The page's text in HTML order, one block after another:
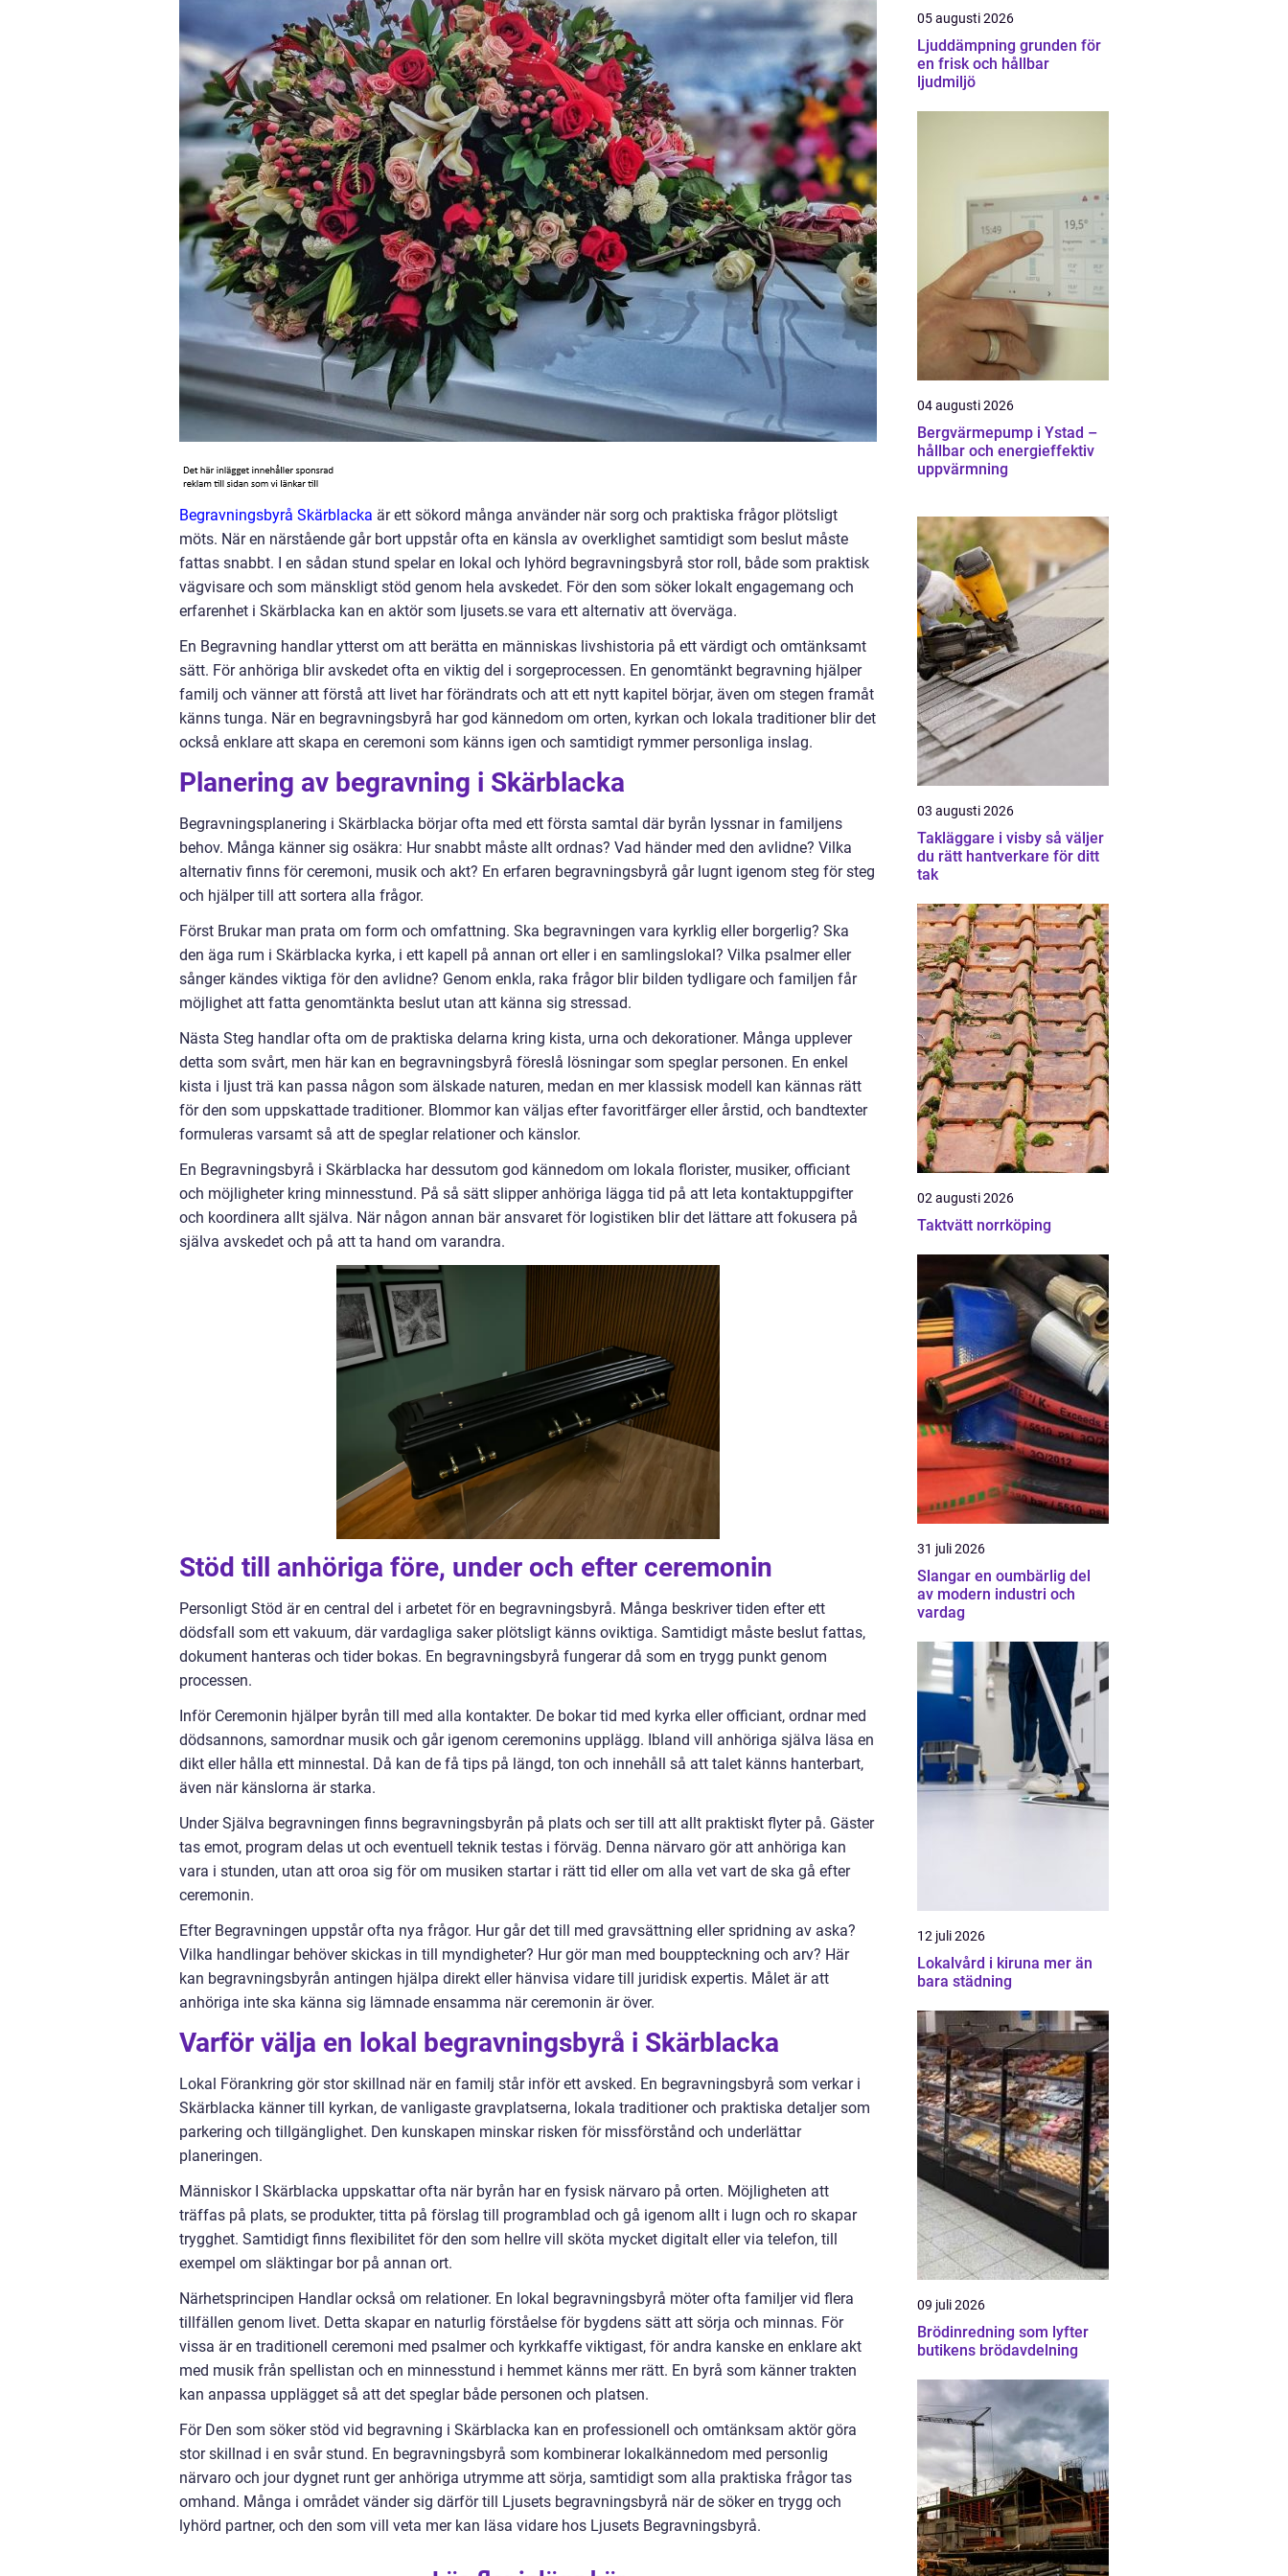
Begravningsbyrå Skärblacka är ett sökord många använder när sorg och praktiska frågor plötsligt
möts. När en närstående går bort uppstår ofta en känsla av overklighet samtidigt som beslut måste
fattas snabbt. I en sådan stund spelar en lokal och lyhörd begravningsbyrå stor roll, både som praktisk
vägvisare och som mänskligt stöd genom hela avskedet. För den som söker lokalt engagemang och
erfarenhet i Skärblacka kan en aktör som ljusets.se vara ett alternativ att överväga.
En Begravning handlar ytterst om att berätta en människas livshistoria på ett värdigt och omtänksamt
sätt. För anhöriga blir avskedet ofta en viktig del i sorgeprocessen. En genomtänkt begravning hjälper
familj och vänner att förstå att livet har förändrats och att ett nytt kapitel börjar, även om stegen framåt
känns tunga. När en begravningsbyrå har god kännedom om orten, kyrkan och lokala traditioner blir det
också enklare att skapa en ceremoni som känns igen och samtidigt rymmer personliga inslag.
Planering av begravning i Skärblacka
Begravningsplanering i Skärblacka börjar ofta med ett första samtal där byrån lyssnar in familjens
behov. Många känner sig osäkra: Hur snabbt måste allt ordnas? Vad händer med den avlidne? Vilka
alternativ finns för ceremoni, musik och akt? En erfaren begravningsbyrå går lugnt igenom steg för steg
och hjälper till att sortera alla frågor.
Först Brukar man prata om form och omfattning. Ska begravningen vara kyrklig eller borgerlig? Ska
den äga rum i Skärblacka kyrka, i ett kapell på annan ort eller i en samlingslokal? Vilka psalmer eller
sånger kändes viktiga för den avlidne? Genom enkla, raka frågor blir bilden tydligare och familjen får
möjlighet att fatta genomtänkta beslut utan att känna sig stressad.
Nästa Steg handlar ofta om de praktiska delarna kring kista, urna och dekorationer. Många upplever
detta som svårt, men här kan en begravningsbyrå föreslå lösningar som speglar personen. En enkel
kista i ljust trä kan passa någon som älskade naturen, medan en mer klassisk modell kan kännas rätt
för den som uppskattade traditioner. Blommor kan väljas efter favoritfärger eller årstid, och bandtexter
formuleras varsamt så att de speglar relationer och känslor.
En Begravningsbyrå i Skärblacka har dessutom god kännedom om lokala florister, musiker, officiant
och möjligheter kring minnesstund. På så sätt slipper anhöriga lägga tid på att leta kontaktuppgifter
och koordinera allt själva. När någon annan bär ansvaret för logistiken blir det lättare att fokusera på
själva avskedet och på att ta hand om varandra.
Stöd till anhöriga före, under och efter ceremonin
Personligt Stöd är en central del i arbetet för en begravningsbyrå. Många beskriver tiden efter ett
dödsfall som ett vakuum, där vardagliga saker plötsligt känns oviktiga. Samtidigt måste beslut fattas,
dokument hanteras och tider bokas. En begravningsbyrå fungerar då som en trygg punkt genom
processen.
Inför Ceremonin hjälper byrån till med alla kontakter. De bokar tid med kyrka eller officiant, ordnar med
dödsannons, samordnar musik och går igenom ceremonins upplägg. Ibland vill anhöriga själva läsa en
dikt eller hålla ett minnestal. Då kan de få tips på längd, ton och innehåll så att talet känns hanterbart,
även när känslorna är starka.
Under Själva begravningen finns begravningsbyrån på plats och ser till att allt praktiskt flyter på. Gäster
tas emot, program delas ut och eventuell teknik testas i förväg. Denna närvaro gör att anhöriga kan
vara i stunden, utan att oroa sig för om musiken startar i rätt tid eller om alla vet vart de ska gå efter
ceremonin.
Efter Begravningen uppstår ofta nya frågor. Hur går det till med gravsättning eller spridning av aska?
Vilka handlingar behöver skickas in till myndigheter? Hur gör man med bouppteckning och arv? Här
kan begravningsbyrån antingen hjälpa direkt eller hänvisa vidare till juridisk expertis. Målet är att
anhöriga inte ska känna sig lämnade ensamma när ceremonin är över.
Varför välja en lokal begravningsbyrå i Skärblacka
Lokal Förankring gör stor skillnad när en familj står inför ett avsked. En begravningsbyrå som verkar i
Skärblacka känner till kyrkan, de vanligaste gravplatserna, lokala traditioner och praktiska detaljer som
parkering och tillgänglighet. Den kunskapen minskar risken för missförstånd och underlättar
planeringen.
Människor I Skärblacka uppskattar ofta när byrån har en fysisk närvaro på orten. Möjligheten att
träffas på plats, se produkter, titta på förslag till programblad och gå igenom allt i lugn och ro skapar
trygghet. Samtidigt finns flexibilitet för den som hellre vill sköta mycket digitalt eller via telefon, till
exempel om släktingar bor på annan ort.
Närhetsprincipen Handlar också om relationer. En lokal begravningsbyrå möter ofta familjer vid flera
tillfällen genom livet. Detta skapar en naturlig förståelse för bygdens sätt att sörja och minnas. För
vissa är en traditionell ceremoni med psalmer och kyrkkaffe viktigast, för andra kanske en enklare akt
med musik från spellistan och en minnesstund i hemmet känns mer rätt. En byrå som känner trakten
kan anpassa upplägget så att det speglar både personen och platsen.
För Den som söker stöd vid begravning i Skärblacka kan en professionell och omtänksam aktör göra
stor skillnad i en svår stund. En begravningsbyrå som kombinerar lokalkännedom med personlig
närvaro och jour dygnet runt ger anhöriga utrymme att sörja, samtidigt som alla praktiska frågor tas
omhand. Många i området vänder sig därför till Ljusets begravningsbyrå när de söker en trygg och
lyhörd partner, och den som vill veta mer kan läsa vidare hos Ljusets Begravningsbyrå.
05 augusti 2026
Ljuddämpning grunden för
en frisk och hållbar
ljudmiljö
04 augusti 2026
Bergvärmepump i Ystad –
hållbar och energieffektiv
uppvärmning
03 augusti 2026
Takläggare i visby så väljer
du rätt hantverkare för ditt
tak
02 augusti 2026
Taktvätt norrköping
31 juli 2026
Slangar en oumbärlig del
av modern industri och
vardag
12 juli 2026
Lokalvård i kiruna mer än
bara städning
09 juli 2026
Brödinredning som lyfter
butikens brödavdelning